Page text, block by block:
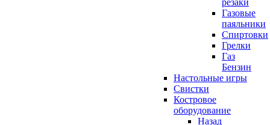
резаки
Газовые
паяльники
Спиртовки
Грелки
Газ
Бензин
Настольные игры
Свистки
Костровое
оборудование
Назад